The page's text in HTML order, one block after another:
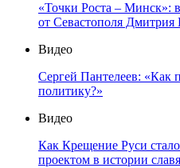
«Точки Роста – Минск»:
от Севастополя Дмитрия
Видео
Сергей Пантелеев: «Как
политику?»
Видео
Как Крещение Руси
проектом в истории